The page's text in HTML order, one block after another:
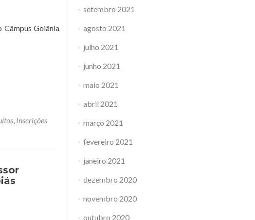
Câmpus Goiânia
, Inscrições
setembro 2021
agosto 2021
julho 2021
junho 2021
maio 2021
abril 2021
março 2021
fevereiro 2021
janeiro 2021
dezembro 2020
novembro 2020
outubro 2020